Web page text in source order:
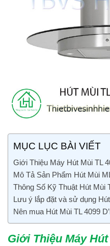
MỤC LỤC BÀI VIẾT
Giới Thiệu Máy Hút Mùi TL
Mô Tả Sản Phẩm Hút Mùi
Thông Số Kỹ Thuật Hút Mùi
Lưu ý lắp đặt và sử dụng
Nên mua Hút Mùi TL 4099
Giới Thiệu Máy